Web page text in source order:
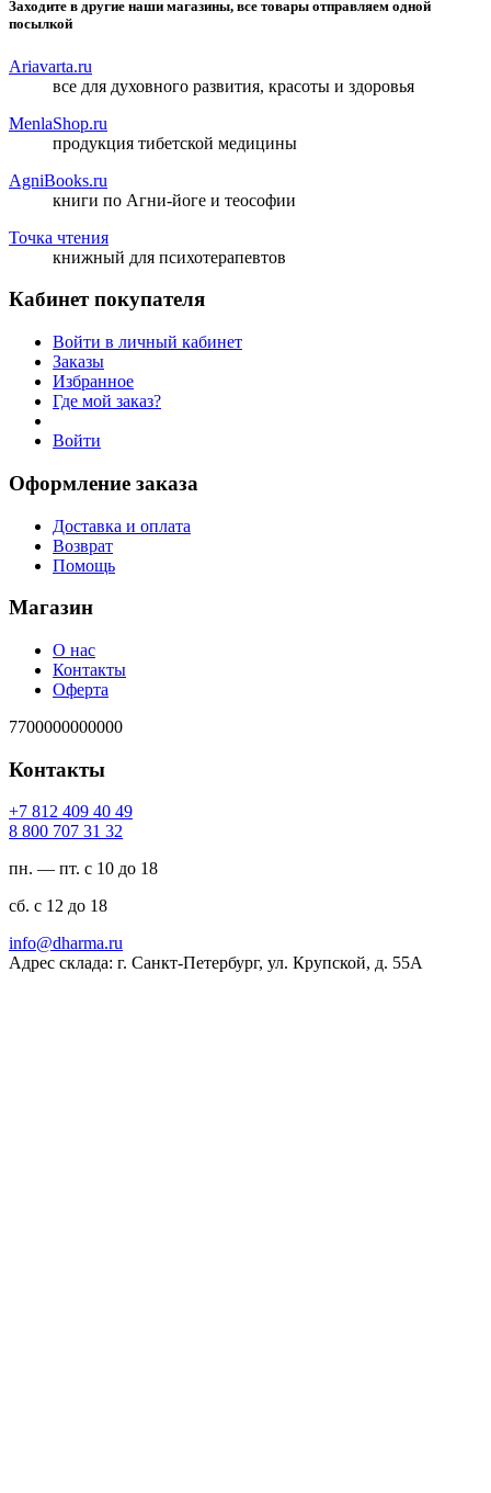
Заходите в другие наши магазины, все товары отправляем одной
посылкой
Ariavarta.ru
все для духовного развития, красоты и здоровья
MenlaShop.ru
продукция тибетской медицины
AgniBooks.ru
книги по Агни-йоге и теософии
Точка чтения
книжный для психотерапевтов
Кабинет покупателя
Войти в личный кабинет
Заказы
Избранное
Где мой заказ?
Войти
Оформление заказа
Доставка и оплата
Возврат
Помощь
Магазин
О нас
Контакты
Оферта
7700000000000
Контакты
94 04 904 218 7+
23 13 707 008 8
пн. — пт. с 10 до 18
сб. с 12 до 18
ur.amrahd@ofni
Адрес склада: г. Санкт-Петербург, ул. Крупской, д. 55А